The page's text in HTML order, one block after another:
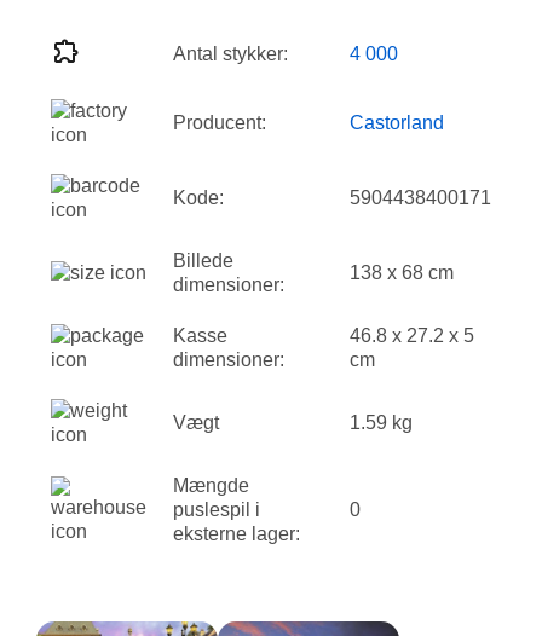
Antal stykker: 4 000
Producent: Castorland
Kode: 5904438400171
Billede
dimensioner:
138 x 68 cm
Kasse
dimensioner:
46.8 x 27.2 x 5
cm
Vægt 1.59 kg
Mængde
puslespil i
eksterne lager:
0